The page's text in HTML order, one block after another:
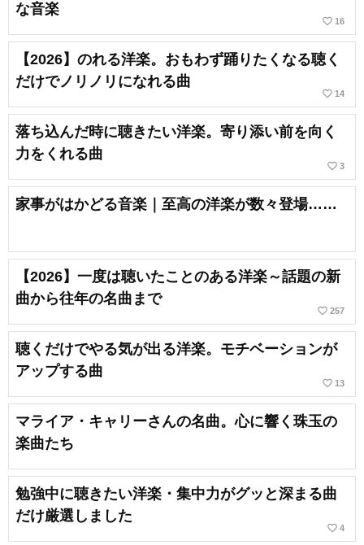
な音楽
favorite_border 16
【2026】のれる洋楽。おもわず踊りたくなる聴く
だけでノリノリになれる曲
favorite_border 14
落ち込んだ時に聴きたい洋楽。寄り添い前を向く
力をくれる曲
favorite_border 3
家事がはかどる音楽｜至高の洋楽が数々登場……
【2026】一度は聴いたことのある洋楽～話題の新
曲から往年の名曲まで
favorite_border 257
聴くだけでやる気が出る洋楽。モチベーションが
アップする曲
favorite_border 13
マライア・キャリーさんの名曲。心に響く珠玉の
楽曲たち
勉強中に聴きたい洋楽・集中力がグッと深まる曲
だけ厳選しました
favorite_border 4